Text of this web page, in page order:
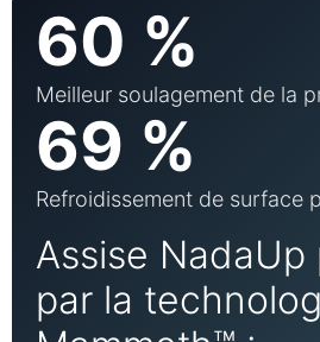
60 %
Meilleur soulagement de la
69 %
Refroidissement de surface
Assise NadaUp
par la